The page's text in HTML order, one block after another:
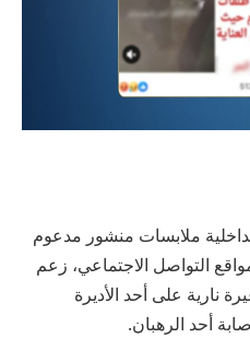
ملابسات منشور مدعوم
التواصل الاجتماعي، زعم
نارية على أحد الأديرة
أحد الرهبان.